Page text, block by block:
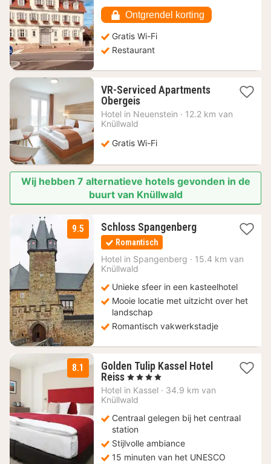
€
Ontgrendel korting
Gratis Wi-Fi
Restaurant
VR-Serviced Apartments
Obergeis1
nacht
€
Hotel in Neuenstein · 12.2 km van
Knüllwald
Gratis Wi-Fi
Wij hebben 7 alternatieve hotels gevonden in de
buurt van Knüllwald
9.5 Schloss Spangenberg1
179,20
Romantisch
Hotel in Spangenberg · 15.4 km van
Knüllwald
Unieke sfeer in een kasteelhotel
Mooie locatie met uitzicht over het
landschap
Romantisch vakwerkstadje
8.1
Golden Tulip Kassel Hotel
Reiss 1
nacht
vanaf
€
, 4 Sterren
Hotel in Kassel · 34.9 km van
Knüllwald
Centraal gelegen bij het centraal
station
Stijlvolle ambiance
15 minuten van het UNESCO